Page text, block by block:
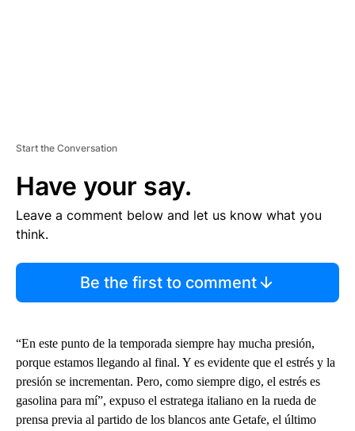
Start the Conversation
Have your say.
Leave a comment below and let us know what you
think.
Be the first to comment
“En este punto de la temporada siempre hay mucha presión,
porque estamos llegando al final. Y es evidente que el estrés y la
presión se incrementan. Pero, como siempre digo, el estrés es
gasolina para mí”, expuso el estratega italiano en la rueda de
prensa previa al partido de los blancos ante Getafe, el último